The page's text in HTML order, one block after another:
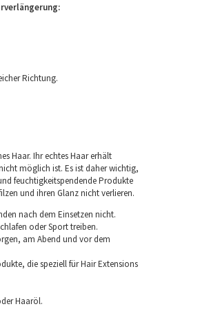
Richtung.
Haar. Ihr echtes Haar erhält
möglich ist. Es ist daher wichtig,
feuchtigkeitspendende Produkte
und ihren Glanz nicht verlieren.
nach dem Einsetzen nicht.
oder Sport treiben.
am Abend und vor dem
die speziell für Hair Extensions
Haaröl.